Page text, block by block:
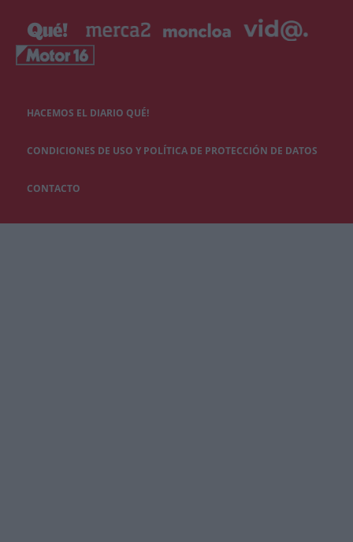
HACEMOS EL DIARIO QUÉ!
CONDICIONES DE USO Y POLÍTICA DE PROTECCIÓN DE DATOS
CONTACTO